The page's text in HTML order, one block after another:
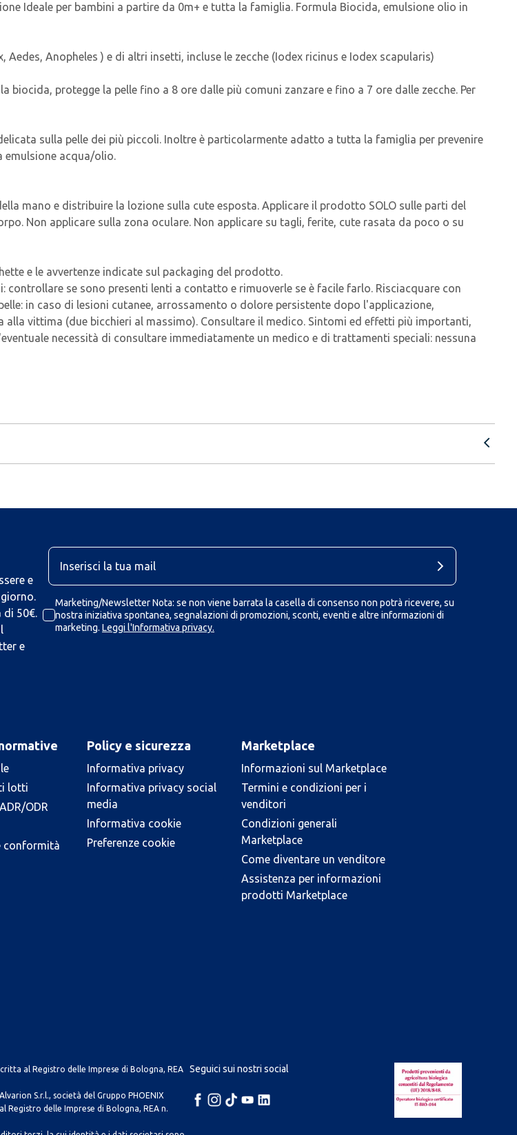
Ideale per bambini a partire da 0m+ e tutta la famiglia. Formula Biocida, emulsione olio in
Anopheles ) e di altri insetti, incluse le zecche (Iodex ricinus e Iodex scapularis)
protegge la pelle fino a 8 ore dalle più comuni zanzare e fino a 7 ore dalle zecche. Per
sulla pelle dei più piccoli. Inoltre è particolarmente adatto a tutta la famiglia per prevenire
emulsione acqua/olio.
mano e distribuire la lozione sulla cute esposta. Applicare il prodotto SOLO sulle parti del
Non applicare sulla zona oculare. Non applicare su tagli, ferite, cute rasata da poco o su
e le avvertenze indicate sul packaging del prodotto.
se sono presenti lenti a contatto e rimuoverle se è facile farlo. Risciacquare con
in caso di lesioni cutanee, arrossamento o dolore persistente dopo l'applicazione,
vittima (due bicchieri al massimo). Consultare il medico. Sintomi ed effetti più importanti,
necessità di consultare immediatamente un medico e di trattamenti speciali: nessuna
e
di 50€.
e
Marketing/Newsletter Nota: se non viene barrata la casella di consenso non potrà ricevere, su
nostra iniziativa spontanea, segnalazioni di promozioni, sconti, eventi e altre informazioni di
marketing. Leggi l'Informativa privacy.
lotti
ODR
conformità
Policy e sicurezza
Informativa privacy
Informativa privacy social
media
Informativa cookie
Preferenze cookie
Marketplace
Informazioni sul Marketplace
Termini e condizioni per i
venditori
Condizioni generali
Marketplace
Come diventare un venditore
Assistenza per informazioni
prodotti Marketplace
al Registro delle Imprese di Bologna, REA
S.r.l., società del Gruppo PHOENIX
Registro delle Imprese di Bologna, REA n.
Seguici sui nostri social